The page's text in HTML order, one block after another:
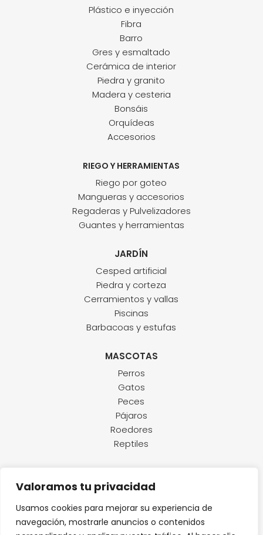
Valoramos tu privacidad
Usamos cookies para mejorar su experiencia de
navegación, mostrarle anuncios o contenidos
Plástico e inyección
Fibra
Barro
Gres y esmaltado
Cerámica de interior
Piedra y granito
Madera y cesteria
Bonsáis
Orquídeas
Accesorios
RIEGO Y HERRAMIENTAS
Riego por goteo
Mangueras y accesorios
Regaderas y Pulvelizadores
Guantes y herramientas
JARDÍN
Cesped artificial
Piedra y corteza
Cerramientos y vallas
Piscinas
Barbacoas y estufas
MASCOTAS
Perros
Gatos
Peces
Pájaros
Roedores
Reptiles
925 54 01 97
Ctra. Antigua Ctra. Madrid-Toledo, 0, 45200 Illescas,
Toledo